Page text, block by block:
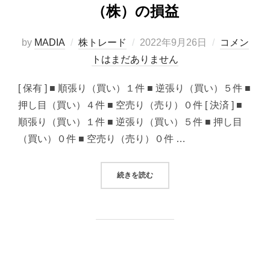
（株）の損益
by MADIA 株トレード
投
稿
2022年9月26日
コメン
トはまだありません
[ 保有 ] ■ 順張り（買い）１件 ■ 逆張り（買い）５件 ■
押し目（買い）４件 ■ 空売り（売り）０件 [ 決済 ] ■
順張り（買い）１件 ■ 逆張り（買い）５件 ■ 押し目
（買い）０件 ■ 空売り（売り）０件 …
続きを読む“2022/09/26 システムトレード（